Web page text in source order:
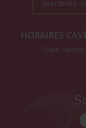
HORAIRES
Toute